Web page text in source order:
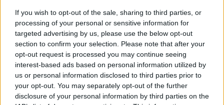
If you wish to opt-out of the sale, sharing to third parties, or
processing of your personal or sensitive information for
targeted advertising by us, please use the below opt-out
section to confirm your selection. Please note that after your
opt-out request is processed you may continue seeing
interest-based ads based on personal information utilized by
us or personal information disclosed to third parties prior to
your opt-out. You may separately opt-out of the further
disclosure of your personal information by third parties on the
keményen küzdő-elkényeztetett stb.) egymásnak
feszülését követhetjük figyelemmel, egészen addig,
amíg a metaforikus vérszívásból a vérontás nagyon
is valóságos eseménye, célja bontakozik ki. Pedig ők
annyira összeillettek… Őket egymásnak teremtette
az élet!
Amellett, hogy átélhetősége miatt akár